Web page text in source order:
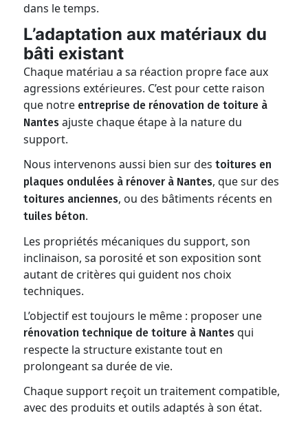
dans le temps.
L’adaptation aux matériaux du
bâti existant
Chaque matériau a sa réaction propre face aux
agressions extérieures. C’est pour cette raison
que notre entreprise de rénovation de toiture à
Nantes ajuste chaque étape à la nature du
support.
Nous intervenons aussi bien sur destoitures en
plaques ondulées à rénover à Nantes, que sur des
toitures anciennes, ou des bâtiments récents en
tuiles béton.
Les propriétés mécaniques du support, son
inclinaison, sa porosité et son exposition sont
autant de critères qui guident nos choix
techniques.
L’objectif est toujours le même : proposer une
rénovation technique de toiture à Nantes qui
respecte la structure existante tout en
prolongeant sa durée de vie.
Chaque support reçoit un traitement compatible,
avec des produits et outils adaptés à son état.